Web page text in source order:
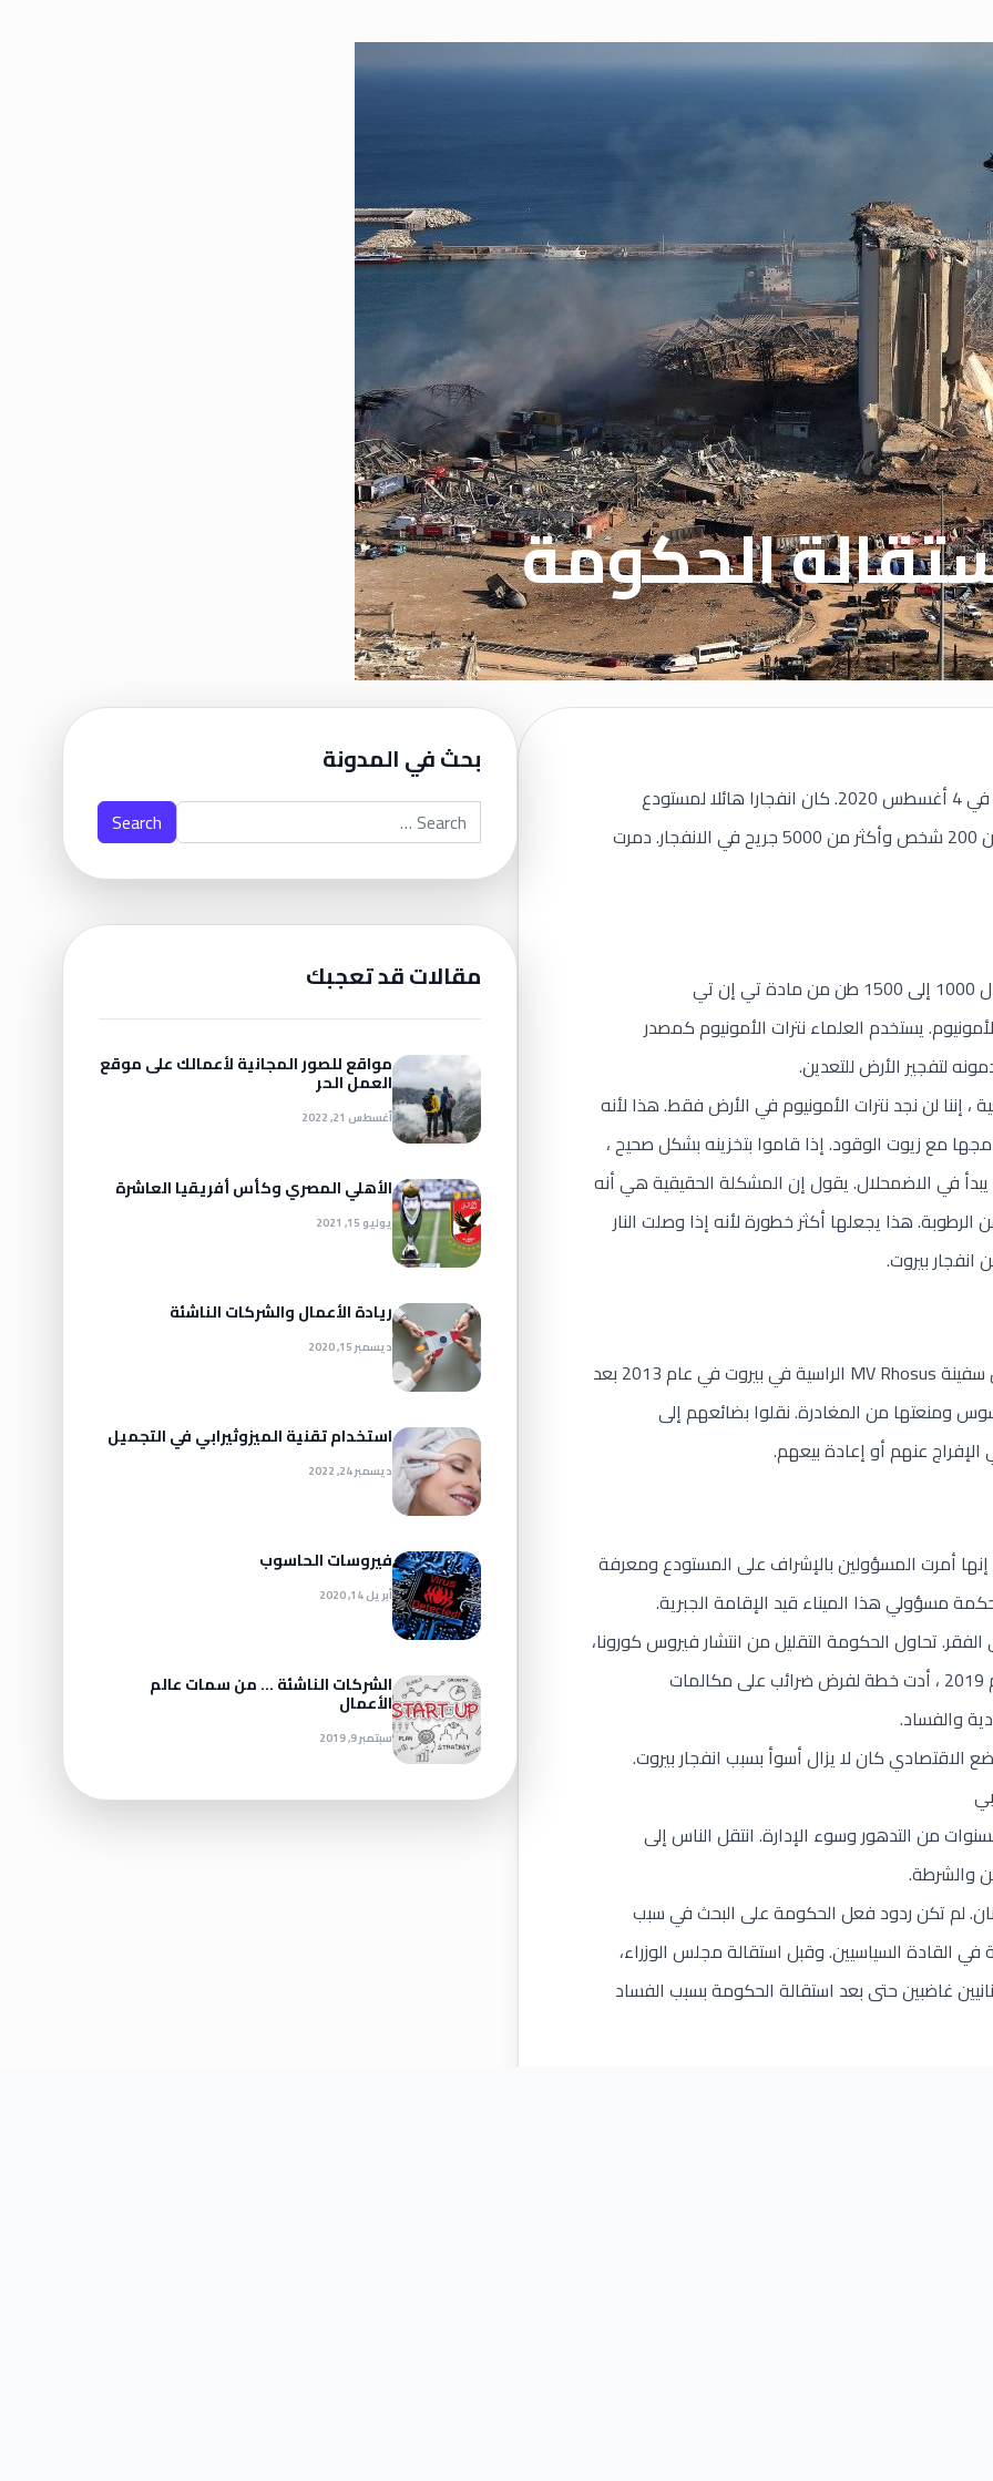
الحكومة
فيصدم الكثير من الناس عند سماع أخبار انفجار بيروت في 4 أغسطس 2020. كان انفجارا هائلا لمستودع
ومجموعة من الانفجارات الصغيرة. قتل ما لا يقل عن 200 شخص وأكثر من 5000 جريح في الانفجار. دمرت
يعادل 1000 إلى 1500 طن من مادة تي إن تي
2750 طنا من نترات الأمونيوم. يستخدم العلماء نترات الأمونيوم كمصدر
لتفجير الأرض للتعدين.
، إننا لن نجد نترات الأمونيوم في الأرض فقط. هذا لأنه
مع زيوت الوقود. إذا قاموا بتخزينه بشكل صحيح ،
في الاضمحلال. يقول إن المشكلة الحقيقية هي أنه
هذا يجعلها أكثر خطورة لأنه إذا وصلت النار
انفجار بيروت.
وضعوا هذه الكميات من المواد الكيميائية على متن سفينة MV Rhosus الراسية في بيروت في عام 2013 بعد
ومنعتها من المغادرة. نقلوا بضائعهم إلى
أمرت المسؤولين بالإشراف على المستودع ومعرفة
مسؤولي هذا الميناء قيد الإقامة الجبرية.
تحاول الحكومة التقليل من انتشار فيروس كورونا،
كما أنها تزيد الأمور الاقتصادية سوءا. في أواخر عام 2019 ، أدت خطة لفرض ضرائب على مكالمات
الاقتصادي كان لا يزال أسوأ بسبب انفجار بيروت.
من التدهور وسوء الإدارة. انتقل الناس إلى
والشرطة.
لم تكن ردود فعل الحكومة على البحث في سبب
في القادة السياسيين. وقبل استقالة مجلس الوزراء،
غاضبين حتى بعد استقالة الحكومة بسبب الفساد
بحث في المدونة
Search for:
مقالات قد تعجبك
مواقع للصور المجانية لأعمالك على موقع
العمل الحر
أغسطس 21, 2022
الأهلي المصري وكأس أفريقيا العاشرة
يوليو 15, 2021
ريادة الأعمال والشركات الناشئة
ديسمبر 15, 2020
استخدام تقنية الميزوثيرابي في التجميل
ديسمبر 24, 2022
فيروسات الحاسوب
أبريل 14, 2020
الشركات الناشئة … من سمات عالم
الأعمال
سبتمبر 9, 2019